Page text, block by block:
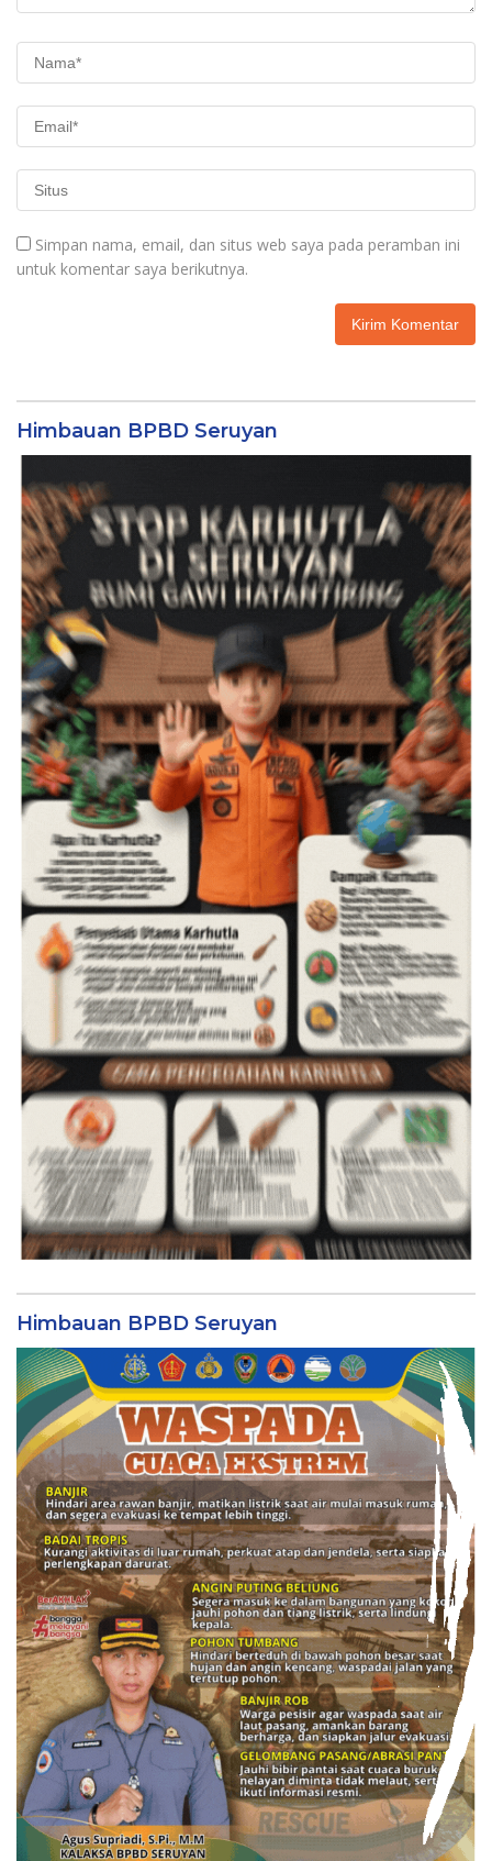
Simpan nama, email, dan situs web saya pada peramban ini
untuk komentar saya berikutnya.
Himbauan BPBD Seruyan
Himbauan BPBD Seruyan